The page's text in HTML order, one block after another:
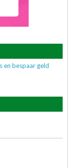
en bespaar geld